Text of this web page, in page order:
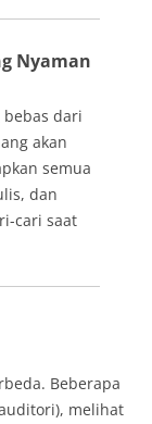
Nyaman
dari
akan
semua
dan
cari saat
Beberapa
melihat